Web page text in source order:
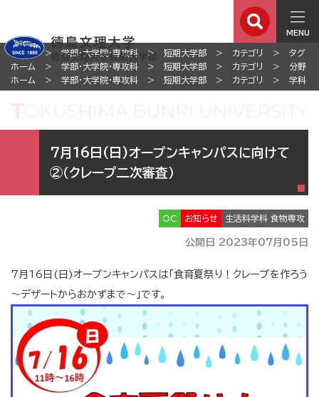
MENU
ホーム 学部・大学院・専攻科 短期大学部 カテゴリ
タグ
ホーム
学部・大学院・専攻科 短期大学部 カテゴリ
分野
ホーム
学部・大学院・専攻科 短期大学部 カテゴリ 学科
7月16日(日)オープンキャンパスに向けて
②（クレープ二次審査）
OC お知らせ 生活科学科 食物専攻
公開日 2023年07月05日
7月16日(日)オープンキャンパスは「食育夏祭り！クレープを作ろう
～デザートからおかずまで～」です。